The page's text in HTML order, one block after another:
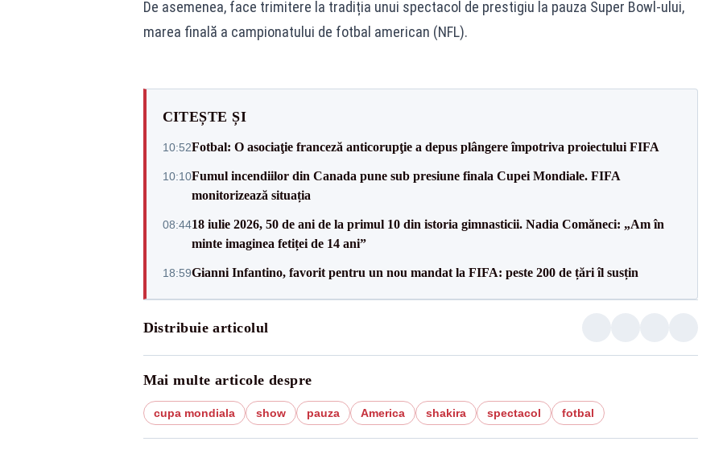
De asemenea, face trimitere la tradiția unui spectacol de prestigiu la pauza Super Bowl-ului,
marea finală a campionatului de fotbal american (NFL).
CITEȘTE ȘI
10:52Fotbal: O asociaţie franceză anticorupţie a depus plângere împotriva proiectului FIFA
10:10Fumul incendiilor din Canada pune sub presiune finala Cupei Mondiale. FIFA
monitorizează situația
08:4418 iulie 2026, 50 de ani de la primul 10 din istoria gimnasticii. Nadia Comăneci: „Am în
minte imaginea fetiței de 14 ani”
18:59Gianni Infantino, favorit pentru un nou mandat la FIFA: peste 200 de țări îl susțin
Distribuie articolul
Mai multe articole despre
cupa mondiala show pauza America shakira spectacol fotbal